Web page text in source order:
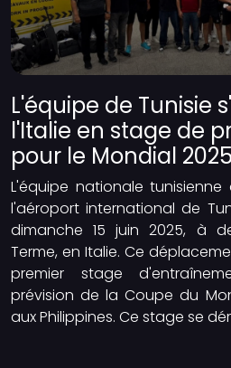
L'équipe de Tunisie
l'Italie en stage de
pour le Mondial 2025
L'équipe nationale
l'aéroport international de
dimanche 15 juin 2025, à
Terme, en Italie. Ce
premier stage
prévision de la Coupe du
aux Philippines. Ce stage se